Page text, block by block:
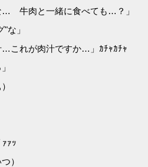
… 牛肉と一緒に食べても…？」
な」
これが肉汁ですか…」ｶﾁｬｶﾁｬ
ｧｯ
）